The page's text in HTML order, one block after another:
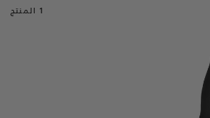
1 المنتج